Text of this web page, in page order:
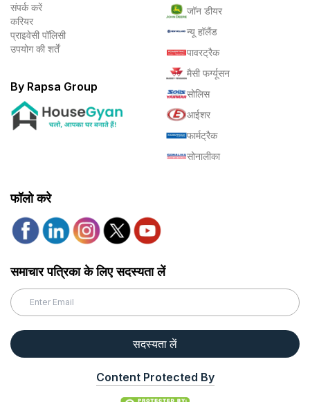
संपर्क करें
करियर
प्राइवेसी पॉलिसी
उपयोग की शर्तें
By Rapsa Group
जॉन डीयर
न्यू हॉलैंड
पावरट्रैक
मैसी फर्ग्यूसन
सोलिस
आईशर
फार्मट्रैक
सोनालीका
फॉलो करे
समाचार पत्रिका के लिए सदस्यता लें
सदस्यता लें
Content Protected By